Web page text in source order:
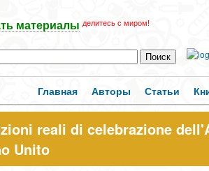
материалы делитесь с миром!
Главная Авторы Статьи
reali di celebrazione
Unito